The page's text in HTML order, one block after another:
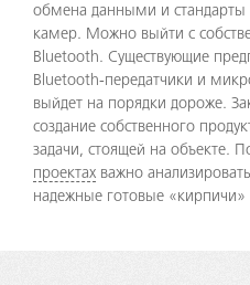
обмена данными и стандарты
камер. Можно выйти с
Bluetooth. Существующие
Bluetooth-передатчики и
выйдет на порядки дороже.
создание собственного
задачи, стоящей на объекте.
проектах важно
надежные готовые «кирпичи»